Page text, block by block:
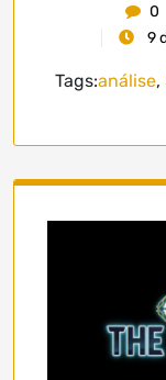
0
9
Tags:análise,